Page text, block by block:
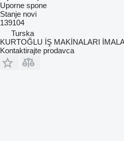
Uporne spone
Stanje novi
139104
Turska
KURTOĞLU İŞ MAKİNALARI
Kontaktirajte prodavca